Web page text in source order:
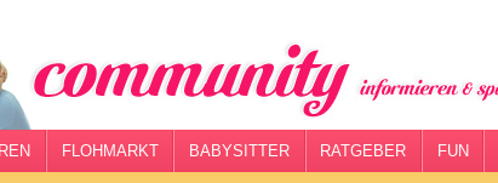
FLOHMARKT BABYSITTER RATGEBER FUN